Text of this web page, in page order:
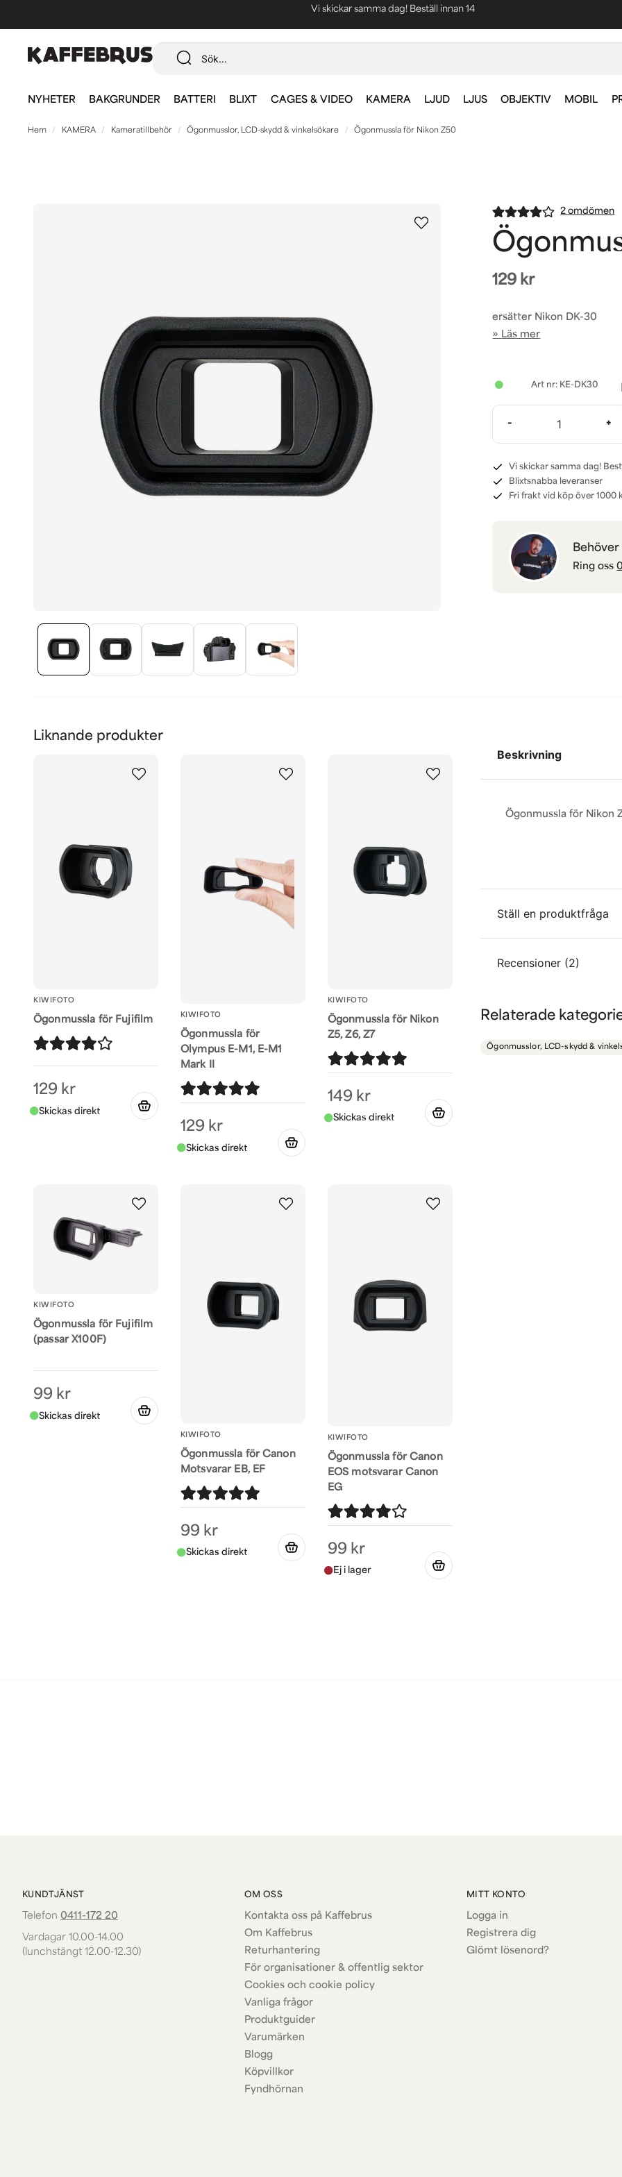
Blixtsnabba leveranser
NYHETER BAKGRUNDER BATTERI BLIXT CAGES & VIDEO KAMERA LJUD LJUS OBJEKTIV MOBIL
Hem KAMERA Kameratillbehör Ögonmusslor, LCD-skydd & vinkelsökare Ögonmussla för Nikon Z50
2 omdömen
129 kr
ersätter Nikon DK-30
Läs mer
KE-DK30
- +
Vi skickar samma dag!
Blixtsnabba leveranser
Fri frakt vid köp över 1000
Ring oss
Liknande produkter
KIWIFOTO
Ögonmussla för Fujifilm
129 kr
KIWIFOTO
Ögonmussla för
Olympus E-M1, E-M1
Mark II
129 kr
KIWIFOTO
Ögonmussla för Nikon
Z5, Z6, Z7
149 kr
KIWIFOTO
Ögonmussla för Fujifilm
(passar X100F)
99 kr
KIWIFOTO
Ögonmussla för Canon
Motsvarar EB, EF
99 kr
KIWIFOTO
Ögonmussla för Canon
EOS motsvarar Canon
EG
99 kr
Beskrivning
Ögonmussla för Nikon
Ställ en produktfråga
question
Fråga oss något om
Recensioner (2)
Mats
Säkert bra men inget för
Relaterade
Ögonmusslor, LCD-skydd &
KUNDTJÄNST
Telefon 0411-172 20
Vardagar 10.00-14.00
(lunchstängt 12.00-12.30)
OM OSS
Kontakta oss på Kaffebrus
Om Kaffebrus
Returhantering
För organisationer & offentlig sektor
Cookies och cookie policy
Vanliga frågor
Produktguider
Varumärken
Blogg
Köpvillkor
Fyndhörnan
MITT KONTO
Logga in
Registrera dig
Glömt lösenord?